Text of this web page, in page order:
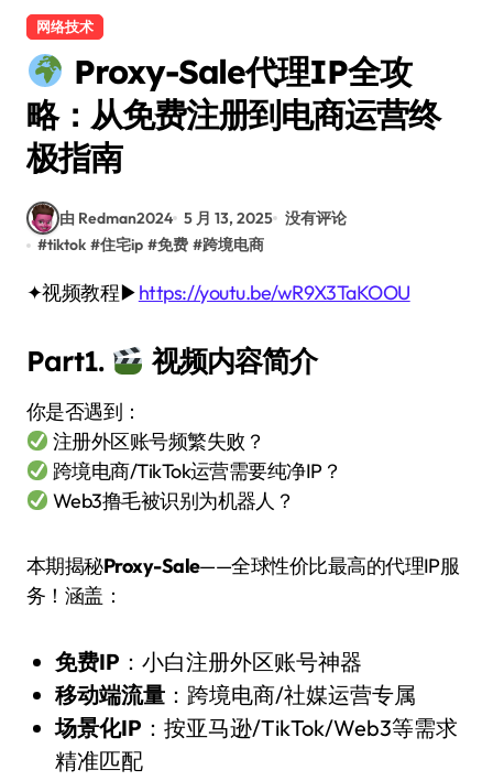
网络技术
Proxy-Sale代理IP全攻
略：从免费注册到电商运营终
极指南
由 Redman2024 5 月 13, 2025 没有评论
#tiktok #住宅ip #免费 #跨境电商
✦视频教程▶https://youtu.be/wR9X3TaKOOU
Part1. 视频内容简介
你是否遇到：
注册外区账号频繁失败？
跨境电商/TikTok运营需要纯净IP？
Web3撸毛被识别为机器人？
本期揭秘Proxy-Sale——全球性价比最高的代理IP服
务！涵盖：
免费IP ：小白注册外区账号神器
移动端流量：跨境电商/社媒运营专属
场景化IP ：按亚马逊/TikTok/Web3等需求
精准匹配